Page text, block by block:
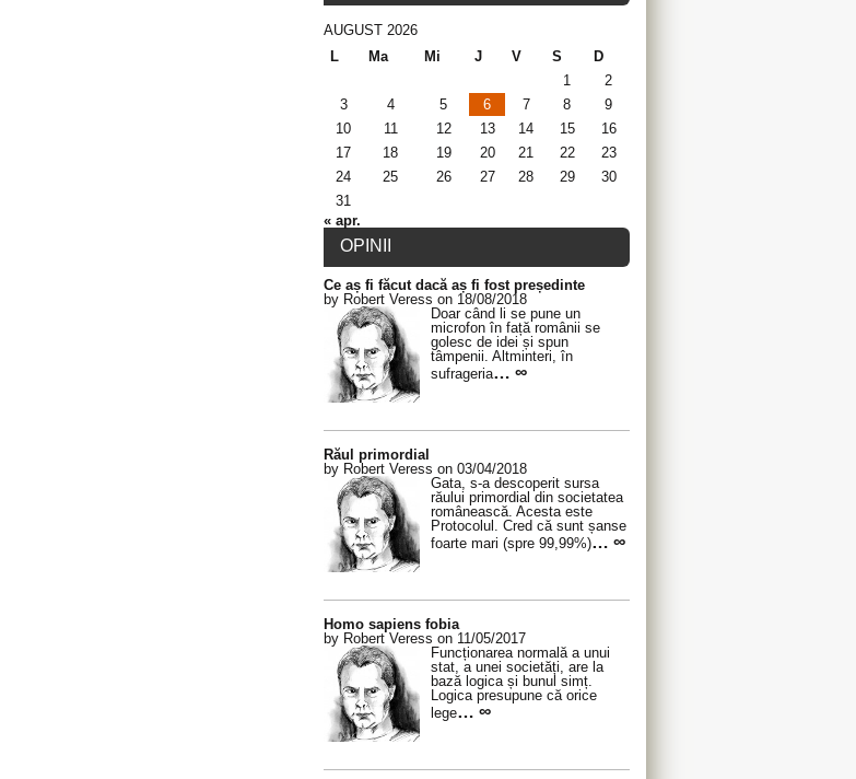
AUGUST 2026
L
Ma Mi J V S
D
1
2
3
4 5 6 7 8
9
10
11 12 13 14 15
16
17
18 19 20 21 22
23
24
25 26 27 28 29
30
31
« apr.
OPINII
Ce aș fi făcut dacă aș fi fost președinte
by Robert Veress on 18/08/2018
Doar când li se pune un
microfon în față românii se
golesc de idei și spun
tâmpenii. Altminteri, în
sufrageria… ∞
Răul primordial
by Robert Veress on 03/04/2018
Gata, s-a descoperit sursa
răului primordial din societatea
românească. Acesta este
Protocolul. Cred că sunt șanse
foarte mari (spre 99,99%)… ∞
Homo sapiens fobia
by Robert Veress on 11/05/2017
Funcționarea normală a unui
stat, a unei societăți, are la
bază logica și bunul simț.
Logica presupune că orice
lege… ∞